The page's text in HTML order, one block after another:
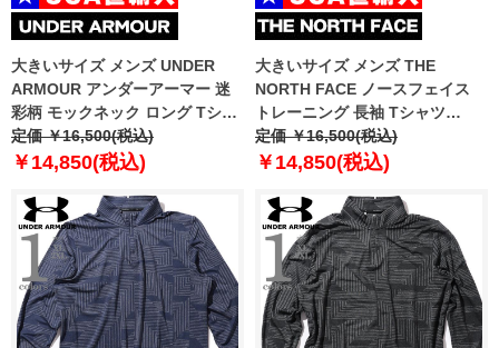
大きいサイズ メンズ UNDER
ARMOUR アンダーアーマー 迷
彩柄 モックネック ロング Tシャ
ツ USA直輸入 1372605-994
定価 ￥16,500(税込)
￥14,850(税込)
大きいサイズ メンズ THE
NORTH FACE ノースフェイス
トレーニング 長袖 Tシャツ
STEPUP L/S TEE USA直輸入
nt7tr55j
定価 ￥16,500(税込)
￥14,850(税込)